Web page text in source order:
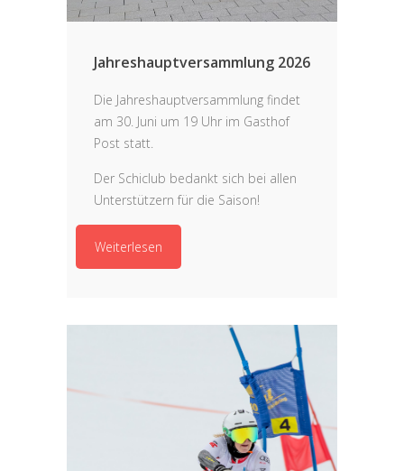
Jahreshauptversammlung 2026
Die Jahreshauptversammlung findet
am 30. Juni um 19 Uhr im Gasthof
Post statt.
Der Schiclub bedankt sich bei allen
Unterstützern für die Saison!
Weiterlesen